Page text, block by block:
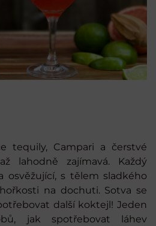
tequily, Campari a čerstvé
lahodně zajímavá. Každý
osvěžující, s tělem sladkého
na dochuti. Sotva se
další koktejl! Jeden
jak spotřebovat láhev